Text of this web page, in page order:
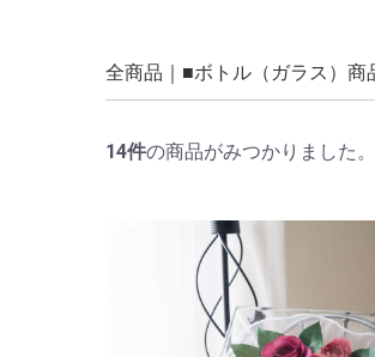
全商品 ■ボトル（ガラス）商
14件の商品がみつかりました。